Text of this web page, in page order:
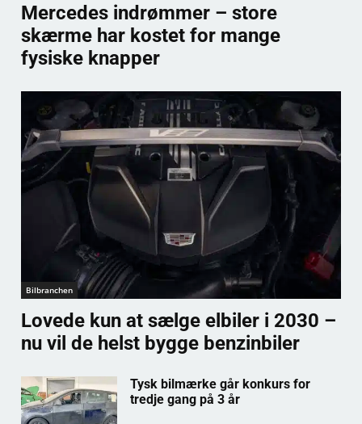
Mercedes indrømmer – store
skærme har kostet for mange
fysiske knapper
Bilbranchen
Lovede kun at sælge elbiler i 2030 –
nu vil de helst bygge benzinbiler
Tysk bilmærke går konkurs for
tredje gang på 3 år